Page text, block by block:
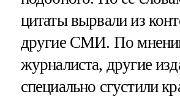
цитаты вырвали из
другие СМИ. По
журналиста, другие
специально сгустили